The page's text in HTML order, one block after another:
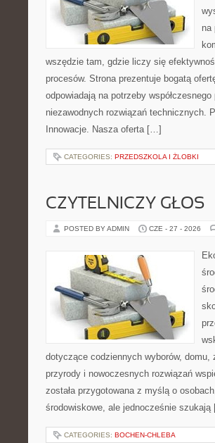
na
wszędzie tam, gdzie liczy się
procesów. Strona prezentuje bogatą
odpowiadają na potrzeby
niezawodnych rozwiązań technicznych.
Innowacje. Nasza oferta […]
CATEGORIES: PRZEDSZKOLA I ŻLOBKI
CZYTELNICZY GŁOS
POSTED BY ADMIN CZE - 27 - 2026
dotyczące codziennych wyborów, domu,
przyrody i nowoczesnych rozwiązań
została przygotowana z myślą o
środowiskowe, ale jednocześnie
CATEGORIES: BOCHEN-CHLEBA